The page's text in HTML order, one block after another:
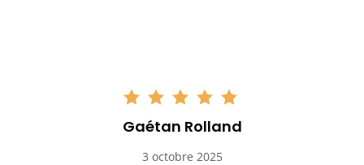
Gaétan Rolland
3 octobre 2025